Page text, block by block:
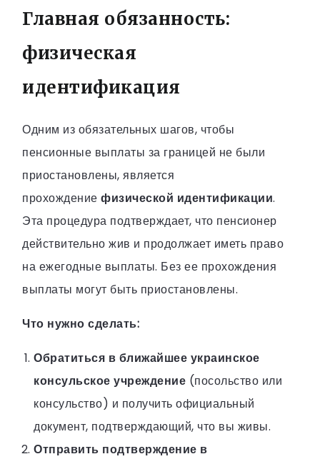
Главная обязанность:
физическая
идентификация
Одним из обязательных шагов, чтобы
пенсионные выплаты за границей не были
приостановлены, является
прохождение физической идентификации.
Эта процедура подтверждает, что пенсионер
действительно жив и продолжает иметь право
на ежегодные выплаты. Без ее прохождения
выплаты могут быть приостановлены.
Что нужно сделать:
Обратиться в ближайшее украинское
консульское учреждение (посольство или
консульство) и получить официальный
документ, подтверждающий, что вы живы.
Отправить подтверждение в